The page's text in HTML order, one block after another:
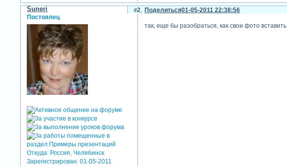
Поделиться
2 01-05-2011 22:38:56
Suneri
Постоялец
Откуда: Россия, Челябинск
Зарегистрирован: 01-05-2011
так, еще бы разобраться, как свои фото вставить